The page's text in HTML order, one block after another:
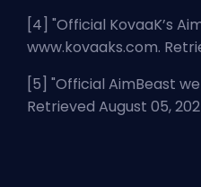
[4] "Official KovaaK’s
www.kovaaks.com.
[5] "Official AimBeast
Retrieved August 05,